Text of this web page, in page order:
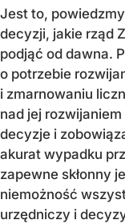
Jest to,
decyzji, jakie rząd
podjąć od dawna.
o potrzebie
i zmarnowaniu
nad jej
decyzje i
akurat wypadku
zapewne skłonny
niemożność
urzędniczy i